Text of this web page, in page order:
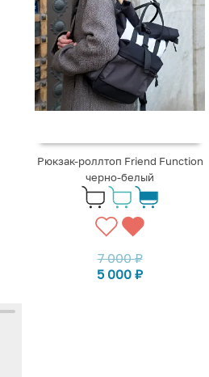
Рюкзак-роллтоп Friend Function
черно-белый
7 000₽
5 000 ₽